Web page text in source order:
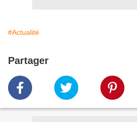
#Actualité
Partager